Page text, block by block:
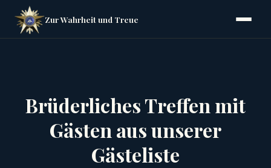
Zur Wahrheit und Treue
Brüderliches Treffen mit
Gästen aus unserer
Gästeliste